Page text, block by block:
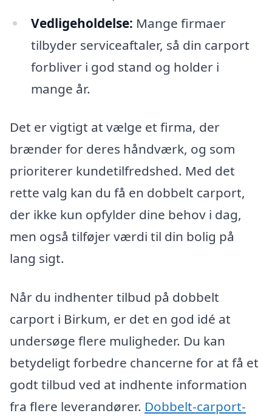
Vedligeholdelse: Mange firmaer
tilbyder serviceaftaler, så din carport
forbliver i god stand og holder i
mange år.
Det er vigtigt at vælge et firma, der
brænder for deres håndværk, og som
prioriterer kundetilfredshed. Med det
rette valg kan du få en dobbelt carport,
der ikke kun opfylder dine behov i dag,
men også tilføjer værdi til din bolig på
lang sigt.
Når du indhenter tilbud på dobbelt
carport i Birkum, er det en god idé at
undersøge flere muligheder. Du kan
betydeligt forbedre chancerne for at få et
godt tilbud ved at indhente information
fra flere leverandører. Dobbelt-carport-